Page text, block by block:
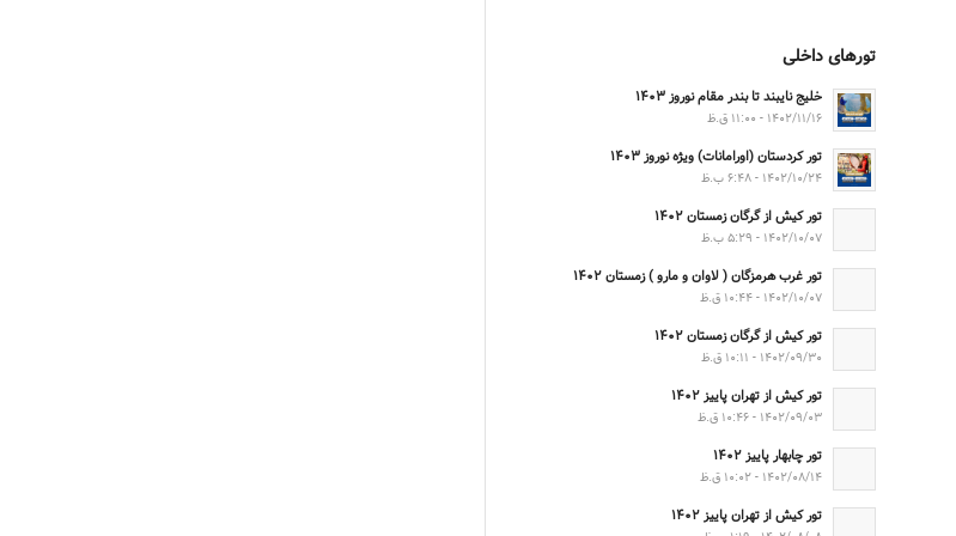
تورهای داخلی
خلیج نایبند تا بندر مقام نوروز ۱۴۰۳
۱۴۰۲/۱۱/۱۶ - ۱۱:۰۰ ق.ظ
تور کردستان (اورامانات) ویژه نوروز ۱۴۰۳
۱۴۰۲/۱۰/۲۴ - ۶:۴۸ ب.ظ
تور کیش از گرگان زمستان ۱۴۰۲
۱۴۰۲/۱۰/۰۷ - ۵:۲۹ ب.ظ
تور غرب هرمزگان ( لاوان و مارو ) زمستان ۱۴۰۲
۱۴۰۲/۱۰/۰۷ - ۱۰:۴۴ ق.ظ
تور کیش از گرگان زمستان ۱۴۰۲
۱۴۰۲/۰۹/۳۰ - ۱۰:۱۱ ق.ظ
تور کیش از تهران پاییز ۱۴۰۲
۱۴۰۲/۰۹/۰۳ - ۱۰:۴۶ ق.ظ
تور چابهار پاییز ۱۴۰۲
۱۴۰۲/۰۸/۱۴ - ۱۰:۰۲ ق.ظ
تور کیش از تهران پاییز ۱۴۰۲